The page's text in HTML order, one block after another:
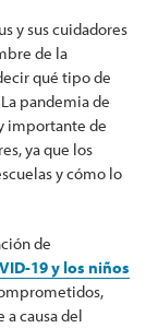
y sus cuidadores
de la
qué tipo de
pandemia de
importante de
ya que los
y cómo lo
de
19 y los niños
causa del